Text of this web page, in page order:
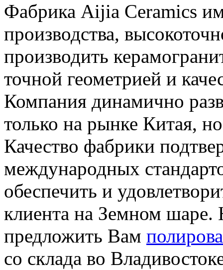
Фабрика Aijia Ceramics
производства,
производить
точной геометрией и
Компания динамично
только на рынке Китая,
Качество фабрики
международных
обеспечить и
клиента на Земном шаре.
предложить Вам
со склада во